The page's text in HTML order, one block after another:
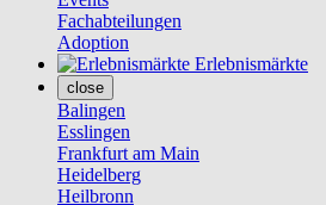
Fachabteilungen
Adoption
Erlebnismärkte
close
Balingen
Esslingen
Frankfurt am Main
Heidelberg
Heilbronn